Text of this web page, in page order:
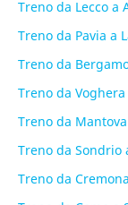
Treno da Lecco a
Treno da Pavia a
Treno da
Treno da Voghera
Treno da
Treno da Sondrio
Treno da